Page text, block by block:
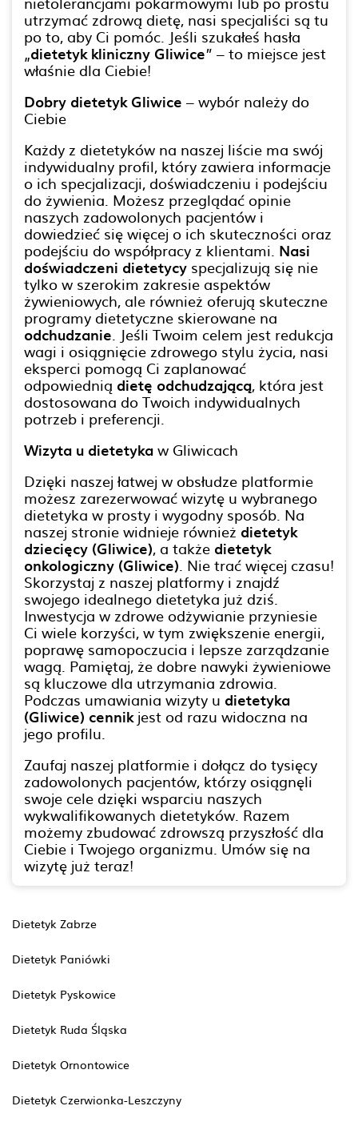
utrzymać zdrową dietę, nasi specjaliści są tu
po to, aby Ci pomóc. Jeśli szukałeś hasła
„dietetyk kliniczny Gliwice” – to miejsce jest
właśnie dla Ciebie!
Dobry dietetyk Gliwice – wybór należy do
Ciebie
Każdy z dietetyków na naszej liście ma swój
indywidualny profil, który zawiera informacje
o ich specjalizacji, doświadczeniu i podejściu
do żywienia. Możesz przeglądać opinie
naszych zadowolonych pacjentów i
dowiedzieć się więcej o ich skuteczności oraz
podejściu do współpracy z klientami. Nasi
doświadczeni dietetycy specjalizują się nie
tylko w szerokim zakresie aspektów
żywieniowych, ale również oferują skuteczne
programy dietetyczne skierowane na
odchudzanie. Jeśli Twoim celem jest redukcja
wagi i osiągnięcie zdrowego stylu życia, nasi
eksperci pomogą Ci zaplanować
odpowiednią dietę odchudzającą, która jest
dostosowana do Twoich indywidualnych
potrzeb i preferencji.
Wizyta u dietetykaw Gliwicach
Dzięki naszej łatwej w obsłudze platformie
możesz zarezerwować wizytę u wybranego
dietetyka w prosty i wygodny sposób. Na
naszej stronie widnieje również dietetyk
dziecięcy (Gliwice), a także dietetyk
onkologiczny (Gliwice). Nie trać więcej czasu!
Skorzystaj z naszej platformy i znajdź
swojego idealnego dietetyka już dziś.
Inwestycja w zdrowe odżywianie przyniesie
Ci wiele korzyści, w tym zwiększenie energii,
poprawę samopoczucia i lepsze zarządzanie
wagą. Pamiętaj, że dobre nawyki żywieniowe
są kluczowe dla utrzymania zdrowia.
Podczas umawiania wizyty u dietetyka
(Gliwice) cennikjest od razu widoczna na
jego profilu.
Zaufaj naszej platformie i dołącz do tysięcy
zadowolonych pacjentów, którzy osiągnęli
swoje cele dzięki wsparciu naszych
wykwalifikowanych dietetyków. Razem
możemy zbudować zdrowszą przyszłość dla
Ciebie i Twojego organizmu. Umów się na
wizytę już teraz!
Dietetyk Zabrze
Dietetyk Paniówki
Dietetyk Pyskowice
Dietetyk Ruda Śląska
Dietetyk Ornontowice
Dietetyk Czerwionka-Leszczyny